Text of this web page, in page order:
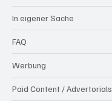
In eigener Sache
FAQ
Werbung
Paid Content / Advertorials